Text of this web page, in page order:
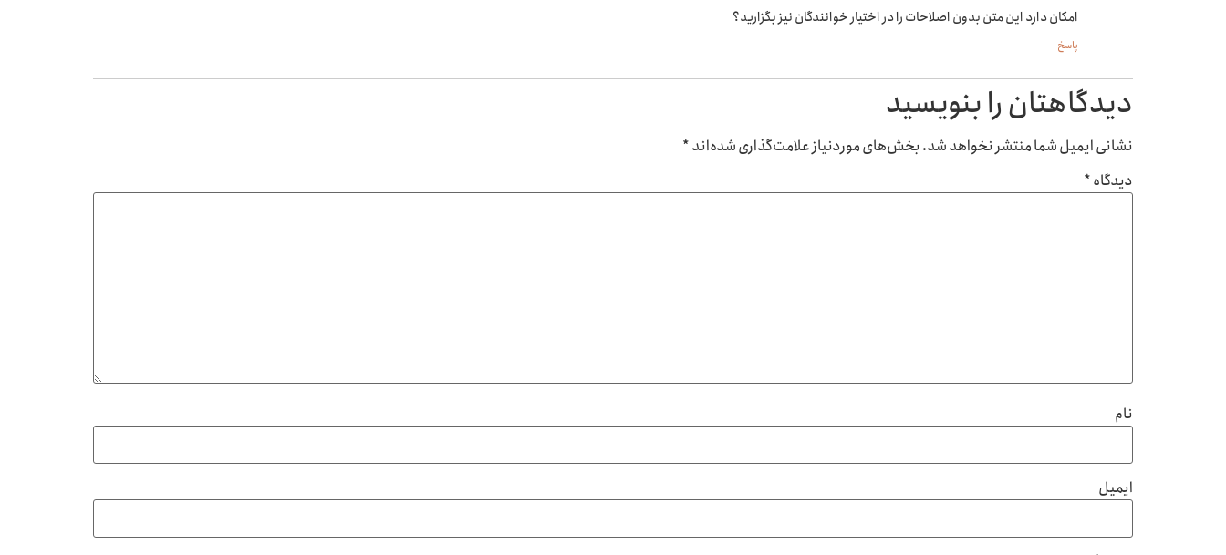
امکان دارد این متن بدون اصلاحات را در اختیار خوانندگان نیز بگزارید؟
پاسخ
دیدگاهتان را بنویسید
نشانی ایمیل شما منتشر نخواهد شد.بخش‌های موردنیاز علامت‌گذاری شده‌اند*
دیدگاه*
نام
ایمیل